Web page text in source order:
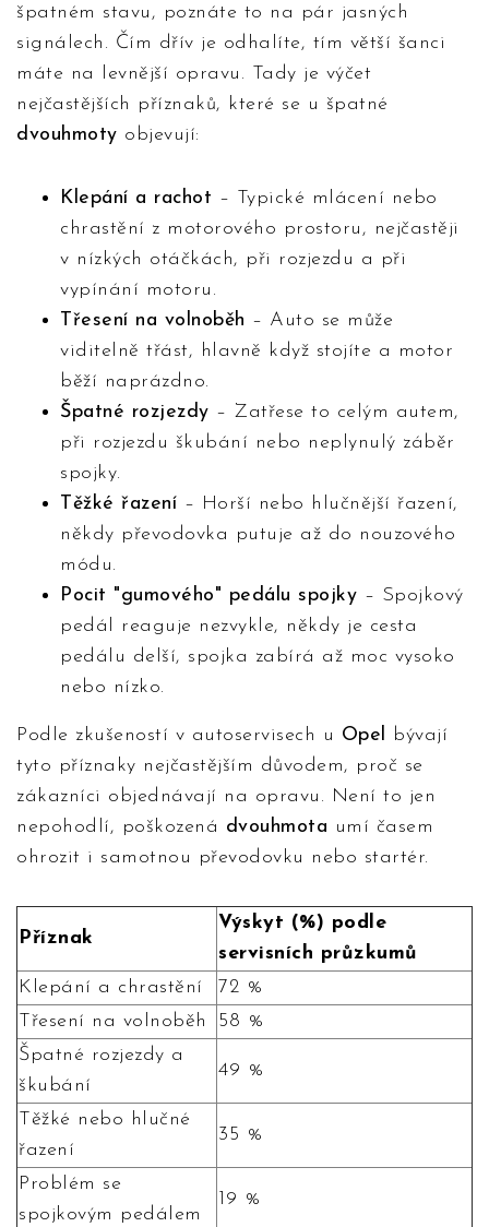
špatném stavu, poznáte to na pár jasných
signálech. Čím dřív je odhalíte, tím větší šanci
máte na levnější opravu. Tady je výčet
nejčastějších příznaků, které se u špatné
dvouhmoty objevují:
Klepání a rachot – Typické mlácení nebo
chrastění z motorového prostoru, nejčastěji
v nízkých otáčkách, při rozjezdu a při
vypínání motoru.
Třesení na volnoběh – Auto se může
viditelně třást, hlavně když stojíte a motor
běží naprázdno.
Špatné rozjezdy – Zatřese to celým autem,
při rozjezdu škubání nebo neplynulý záběr
spojky.
Těžké řazení – Horší nebo hlučnější řazení,
někdy převodovka putuje až do nouzového
módu.
Pocit "gumového" pedálu spojky – Spojkový
pedál reaguje nezvykle, někdy je cesta
pedálu delší, spojka zabírá až moc vysoko
nebo nízko.
Podle zkušeností v autoservisech u Opel bývají
tyto příznaky nejčastějším důvodem, proč se
zákazníci objednávají na opravu. Není to jen
nepohodlí, poškozená dvouhmota umí časem
ohrozit i samotnou převodovku nebo startér.
Příznak
Výskyt (%) podle
servisních průzkumů
Klepání a chrastění
72 %
Třesení na volnoběh
58 %
Špatné rozjezdy a
škubání
49 %
Těžké nebo hlučné
řazení
35 %
Problém se
spojkovým pedálem
19 %